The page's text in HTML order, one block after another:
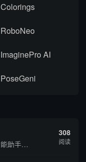
Colorings
RoboNeo
ImaginePro AI
PoseGeni
字节跳动研发的全能型AI智能助手，提供智能对话、知识问答、内容创作、学习办公等一站式AI服务
308
阅读